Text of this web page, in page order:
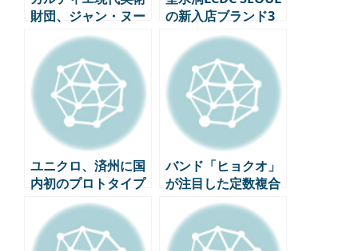
財団、ジャン・ヌー
ヴェルと一緒に2025
年末に新スペースを
開館
の新入店ブランド3
店舗 – ライフスタイ
ル感性の決定版
ユニクロ、済州に国
内初のプロトタイプ
店舗をオープン – 東
南店と西帰浦店の新
たな試み
バンド「ヒョクオ」
が注目した定数複合
文化空間「ティラ
(THILA)」の芸術生
態系